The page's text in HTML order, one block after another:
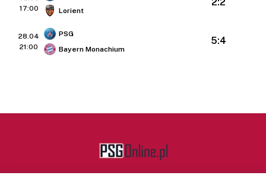
17:00
Lorient
28.04
21:00
PSG
Bayern Monachium
5:4